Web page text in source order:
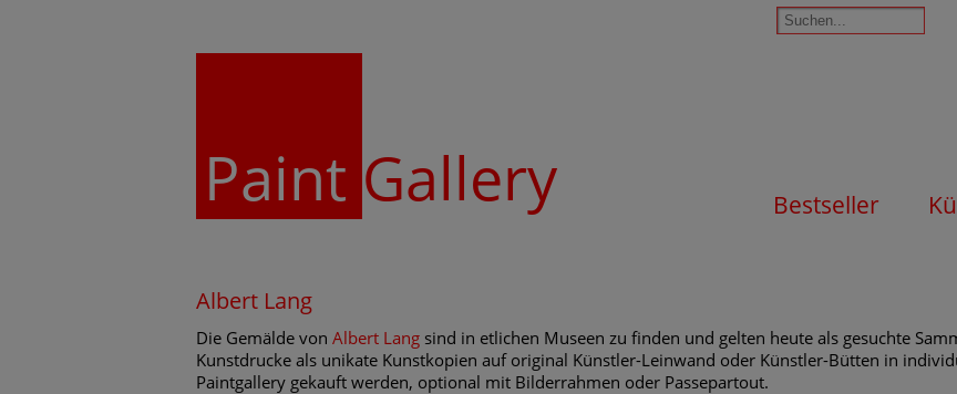
Paint Gallery Bestseller
Albert Lang
Die Gemälde von Albert Lang sind in etlichen Museen zu finden und gelten heute als gesuchte
Kunstdrucke als unikate Kunstkopien auf original Künstler-Leinwand oder Künstler-Bütten in
Paintgallery gekauft werden, optional mit Bilderrahmen oder Passepartout.